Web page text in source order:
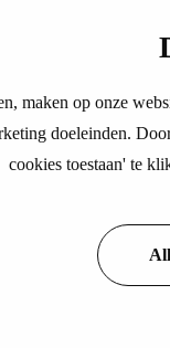
maken op onze
doeleinden.
cookies toestaan' te
verzorgen we
ons aan.
betalen kan dit